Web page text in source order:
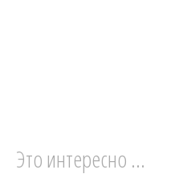
Это интересно ...